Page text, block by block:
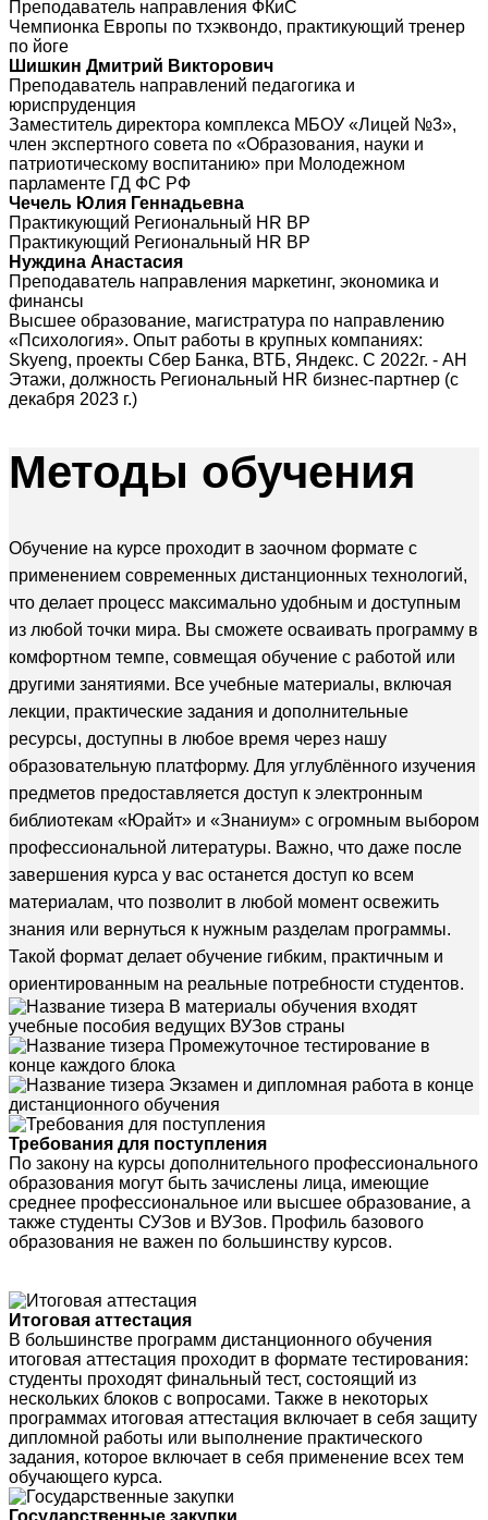
Преподаватель направления ФКиС
Чемпионка Европы по тхэквондо, практикующий тренер
по йоге
Шишкин Дмитрий Викторович
Преподаватель направлений педагогика и
юриспруденция
Заместитель директора комплекса МБОУ «Лицей №3»,
член экспертного совета по «Образования, науки и
патриотическому воспитанию» при Молодежном
парламенте ГД ФС РФ
Чечель Юлия Геннадьевна
Практикующий Региональный HR BP
Практикующий Региональный HR BP
Нуждина Анастасия
Преподаватель направления маркетинг, экономика и
финансы
Высшее образование, магистратура по направлению
«Психология». Опыт работы в крупных компаниях:
Skyeng, проекты Сбер Банка, ВТБ, Яндекс. С 2022г. - АН
Этажи, должность Региональный HR бизнес-партнер (с
декабря 2023 г.)
Методы обучения
Обучение на курсе проходит в заочном формате с
применением современных дистанционных технологий,
что делает процесс максимально удобным и доступным
из любой точки мира. Вы сможете осваивать программу в
комфортном темпе, совмещая обучение с работой или
другими занятиями. Все учебные материалы, включая
лекции, практические задания и дополнительные
ресурсы, доступны в любое время через нашу
образовательную платформу. Для углублённого изучения
предметов предоставляется доступ к электронным
библиотекам «Юрайт» и «Знаниум» с огромным выбором
профессиональной литературы. Важно, что даже после
завершения курса у вас останется доступ ко всем
материалам, что позволит в любой момент освежить
знания или вернуться к нужным разделам программы.
Такой формат делает обучение гибким, практичным и
ориентированным на реальные потребности студентов.
В материалы обучения входят
учебные пособия ведущих ВУЗов страны
Промежуточное тестирование в
конце каждого блока
Экзамен и дипломная работа в конце
дистанционного обучения
Требования для поступления
По закону на курсы дополнительного профессионального
образования могут быть зачислены лица, имеющие
среднее профессиональное или высшее образование, а
также студенты СУЗов и ВУЗов. Профиль базового
образования не важен по большинству курсов.
Итоговая аттестация
В большинстве программ дистанционного обучения
итоговая аттестация проходит в формате тестирования:
студенты проходят финальный тест, состоящий из
нескольких блоков с вопросами. Также в некоторых
программах итоговая аттестация включает в себя защиту
дипломной работы или выполнение практического
задания, которое включает в себя применение всех тем
обучающего курса.